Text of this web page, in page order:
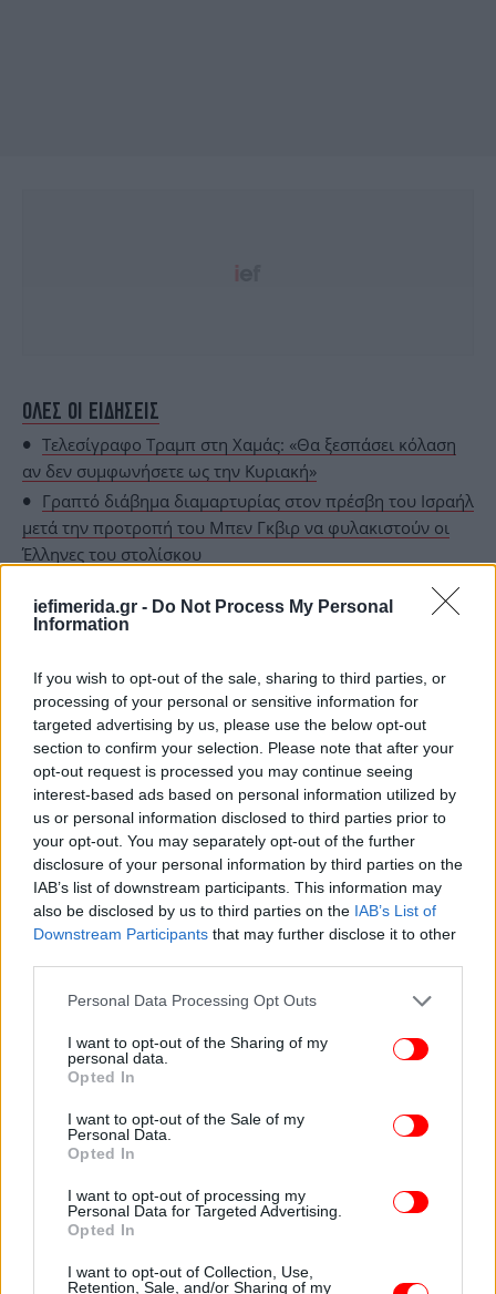
iefimerida.gr - Do Not Process My Personal
Information
If you wish to opt-out of the sale, sharing to third parties, or
processing of your personal or sensitive information for
targeted advertising by us, please use the below opt-out
section to confirm your selection. Please note that after your
opt-out request is processed you may continue seeing
interest-based ads based on personal information utilized by
us or personal information disclosed to third parties prior to
your opt-out. You may separately opt-out of the further
disclosure of your personal information by third parties on the
IAB’s list of downstream participants. This information may
also be disclosed by us to third parties on the IAB’s List of
Downstream Participants that may further disclose it to other
Please note that this website/app uses one or more Google
not limited to your visit or usage behaviour. You may click to
grant or deny consent to Google and its third-party tags to
use your data for below specified purposes in below Google
consent section.
Personal Data Processing Opt Outs
I want to opt-out of the Sharing of my
personal data.
Opted In
I want to opt-out of the Sale of my
Personal Data.
Opted In
I want to opt-out of processing my
Personal Data for Targeted Advertising.
Opted In
I want to opt-out of Collection, Use,
Retention, Sale, and/or Sharing of my
ΟΛΕΣ ΟΙ ΕΙΔΗΣΕΙΣ
Τελεσίγραφο Τραμπ στη Χαμάς: «Θα ξεσπάσει κόλαση
αν δεν συμφωνήσετε ως την Κυριακή»
Γραπτό διάβημα διαμαρτυρίας στον πρέσβη του Ισραήλ
μετά την προτροπή του Μπεν Γκβιρ να φυλακιστούν οι
Έλληνες του στολίσκου
δολοφονίας κατά του 38χρονου στον Άγιο Στέφανο
[βίντεο-σοκ]
ΠΕΡΙΣΣΟΤΕΡΑ ΒΙΝΤΕΟ
Ακολουθήστε το στο Google News και μάθετε